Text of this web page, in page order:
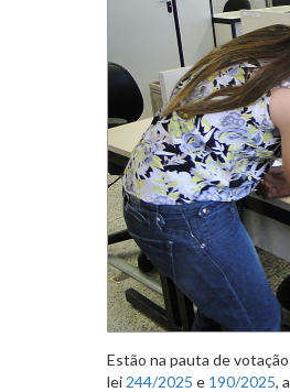
Estão na pauta de
lei 244/2025 e 190/2025,